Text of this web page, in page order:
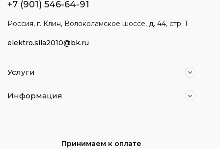
+7 (901) 546-64-91
Россия, г. Клин, Волоколамское шоссе, д. 44, стр. 1
elektro.sila2010@bk.ru
Услуги
Информация
Принимаем к оплате